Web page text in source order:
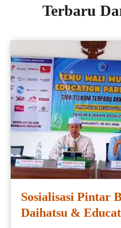
Terbaru
Sosialisasi Pintar
Daihatsu &